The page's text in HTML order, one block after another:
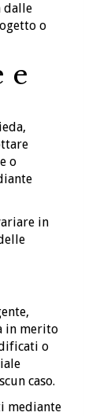
dalle
o
e
o
in
in merito
o
caso.
mediante